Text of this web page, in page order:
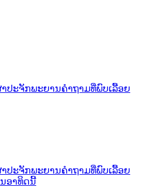
ປະຈັກພະຍານຄໍາຖາມທີ່ພົບເລື້ອຍ
ປະຈັກພະຍານຄໍາຖາມທີ່ພົບເລື້ອຍ
ອາທິດນີ້